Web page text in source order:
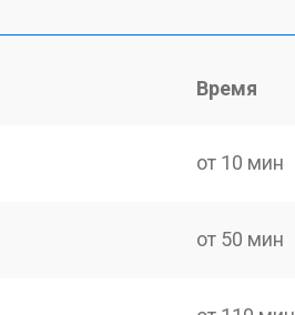
Время
от 10 мин
от 50 мин